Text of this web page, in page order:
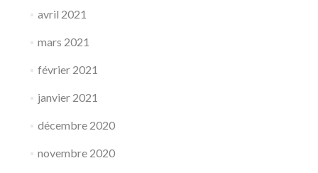
avril 2021
mars 2021
février 2021
janvier 2021
décembre 2020
novembre 2020